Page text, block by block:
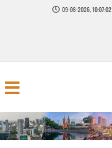
09-08-2026, 10:07:03